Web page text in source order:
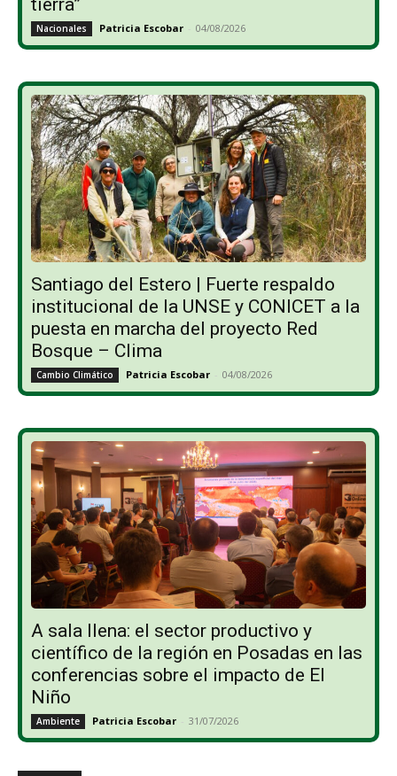
tierra”
Nacionales Patricia Escobar - 04/08/2026
Santiago del Estero | Fuerte respaldo
institucional de la UNSE y CONICET a la
puesta en marcha del proyecto Red
Bosque – Clima
Cambio Climático Patricia Escobar - 04/08/2026
A sala llena: el sector productivo y
científico de la región en Posadas en las
conferencias sobre el impacto de El
Niño
Ambiente Patricia Escobar - 31/07/2026